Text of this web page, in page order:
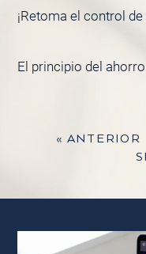
¡Retoma el control
El principio del ahorro
« ANTERIOR